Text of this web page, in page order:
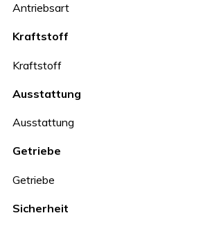
Antriebsart
Kraftstoff
Kraftstoff
Ausstattung
Ausstattung
Getriebe
Getriebe
Sicherheit